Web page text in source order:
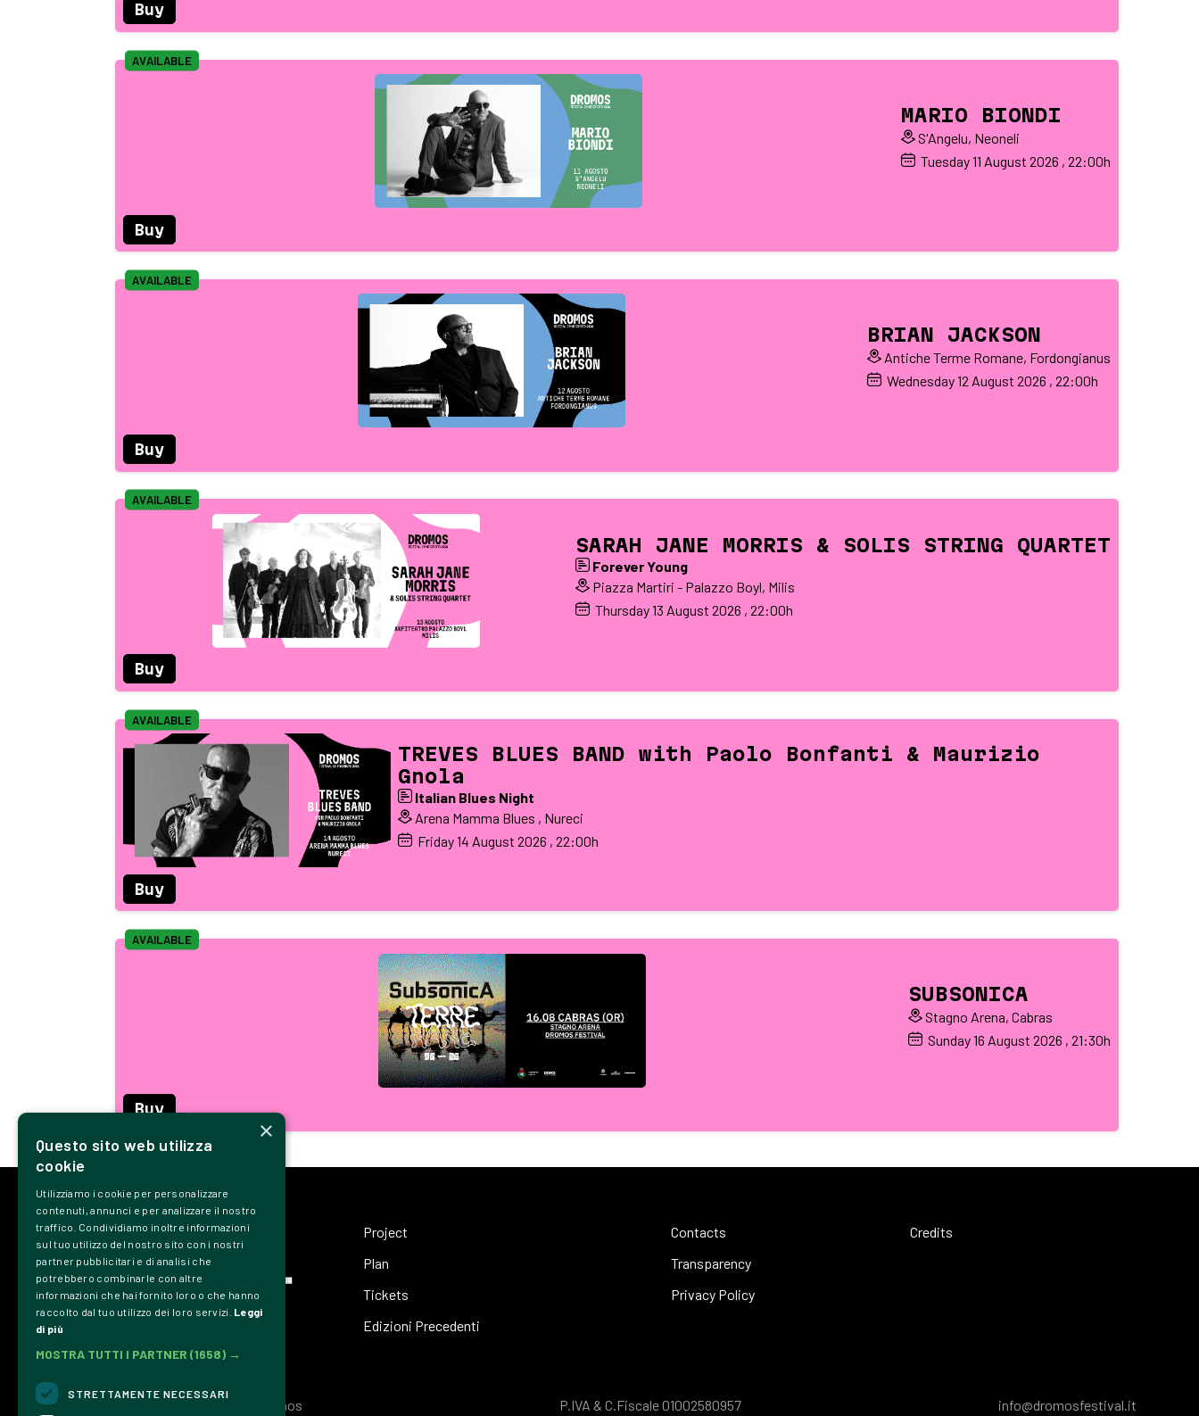
Buy
MARIO BIONDI
S'Angelu, Neoneli
Tuesday11 August 2026 , 22:00h
AVAILABLE
Buy
BRIAN JACKSON
Antiche Terme Romane, Fordongianus
Wednesday12 August 2026 , 22:00h
AVAILABLE
Buy
SARAH JANE MORRIS & SOLIS STRING QUARTET
Forever Young
Piazza Martiri - Palazzo Boyl, Milis
Thursday13 August 2026 , 22:00h
AVAILABLE
Buy
TREVES BLUES BAND with Paolo Bonfanti & Maurizio
Gnola
Italian Blues Night
Arena Mamma Blues , Nureci
Friday14 August 2026 , 22:00h
AVAILABLE
Buy
SUBSONICA
Stagno Arena, Cabras
Sunday16 August 2026 , 21:30h
AVAILABLE
Buy
Project
Plan
Tickets
Edizioni Precedenti
Contacts
Transparency
Privacy Policy
Credits
Associazione Culturale Dromos P.IVA & C.Fiscale 01002580957 info@dromosfestival.it
×
Questo sito web utilizza
cookie
Utilizziamo i cookie per personalizzare
contenuti, annunci e per analizzare il nostro
traffico. Condividiamo inoltre informazioni
sul tuo utilizzo del nostro sito con i nostri
partner pubblicitari e di analisi che
potrebbero combinarle con altre
informazioni che hai fornito loro o che hanno
raccolto dal tuo utilizzo dei loro servizi. Leggi
di più
MOSTRA TUTTI I PARTNER (1658) →
STRETTAMENTE NECESSARI